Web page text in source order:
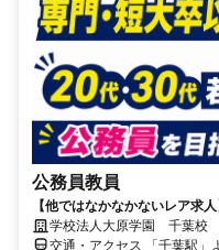
公務員教員
【他ではなかなかないレア求
学校法人大原学園 千葉校
交通・アクセス 「千葉駅」